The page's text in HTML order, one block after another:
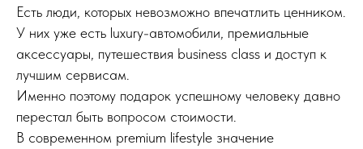
Есть люди, которых невозможно впечатлить ценником.
У них уже есть luxury-автомобили, премиальные
аксессуары, путешествия business class и доступ к
лучшим сервисам.
Именно поэтому подарок успешному человеку давно
перестал быть вопросом стоимости.
В современном premium lifestyle значение